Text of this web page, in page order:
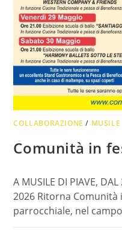
COLLABORAZIONE / MUSILE
Comunità in
A MUSILE DI PIAVE,
2026 Ritorna Comunità
parrocchiale, nel